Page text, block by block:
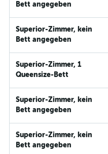
Bett angegeben
Superior-Zimmer, kein
Bett angegeben
Superior-Zimmer, 1
Queensize-Bett
Superior-Zimmer, kein
Bett angegeben
Superior-Zimmer, kein
Bett angegeben